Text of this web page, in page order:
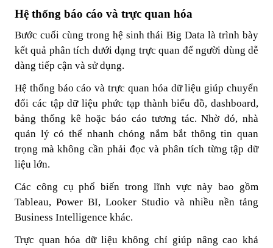
Hệ thống báo cáo và trực quan hóa
Bước cuối cùng trong hệ sinh thái Big Data là trình bày
kết quả phân tích dưới dạng trực quan để người dùng dễ
dàng tiếp cận và sử dụng.
Hệ thống báo cáo và trực quan hóa dữ liệu giúp chuyển
đổi các tập dữ liệu phức tạp thành biểu đồ, dashboard,
bảng thống kê hoặc báo cáo tương tác. Nhờ đó, nhà
quản lý có thể nhanh chóng nắm bắt thông tin quan
trọng mà không cần phải đọc và phân tích từng tập dữ
liệu lớn.
Các công cụ phổ biến trong lĩnh vực này bao gồm
Tableau, Power BI, Looker Studio và nhiều nền tảng
Business Intelligence khác.
Trực quan hóa dữ liệu không chỉ giúp nâng cao khả